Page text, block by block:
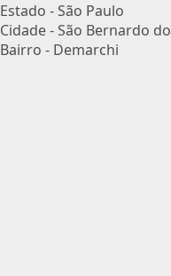
Estado -São Paulo
Cidade -São Bernardo
Bairro - Demarchi